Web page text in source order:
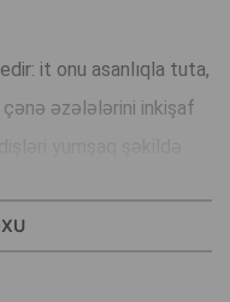
it onu asanlıqla tuta,
əzələlərini inkişaf